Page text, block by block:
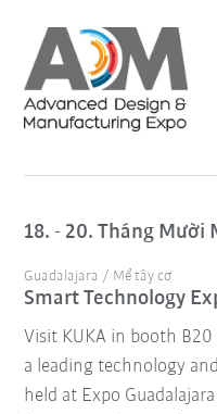
18. - 20. Tháng Mười
Guadalajara / Mể tây cơ
Smart Technology
Visit KUKA in booth
a leading technology
held at Expo